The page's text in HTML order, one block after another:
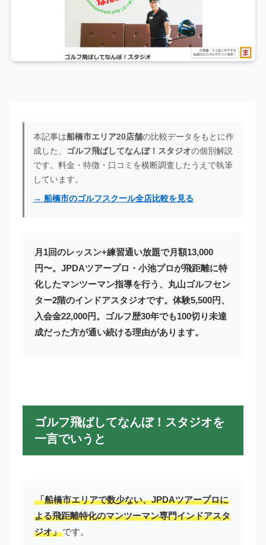
本記事は船橋市エリア20店舗の比較データをもとに作
成した、
ゴルフ飛ばしてなんぼ！スタジオの個別解説
です。料金・特徴・口コミを横断調査したうえで執筆
しています。
→ 船橋市のゴルフスクール全店比較を見る
月1回のレッスン+練習通い放題で月額13,000
円〜。JPDAツアープロ・小池プロが飛距離に特
化したマンツーマン指導を行う、丸山ゴルフセン
ター2階のインドアスタジオです。体験5,500円、
入会金22,000円。ゴルフ歴30年でも100切り未達
成だった方が通い続ける理由があります。
ゴルフ飛ばしてなんぼ！スタジオを
一言でいうと
「船橋市エリアで数少ない、JPDAツアープロに
よる飛距離特化のマンツーマン専門インドアスタ
ジオ」です。